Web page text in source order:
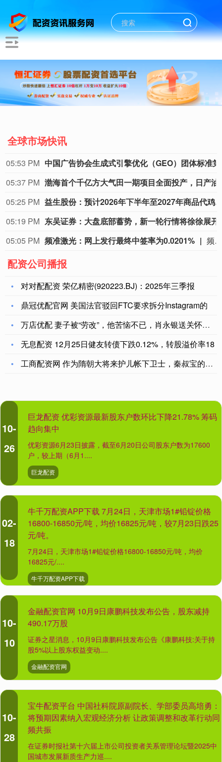
全球市场快讯
05:03 PM
05:03 PM
05:03 PM
05:02 PM
05:02 PM
配资公司播报
对对配配资 荣亿精密(920223.BJ)：2025年三季报
鼎冠优配官网 美国法官驳回FTC要求拆分Instagram的
万店优配 妻子被“劳改”，他苦恼不已，肖永银送关怀，许世友：
无息配资 12月25日健友转债下跌0.12%，转股溢价率18
工商配资网 作为隋朝大将来护儿帐下卫士，秦叔宝的一生是怎么样
10-
26
巨龙配资 优彩资源最新股东户数环比下降21.78% 筹码
趋向集中
优彩资源6月23日披露，截至6月20日公司股东户数为17600
户，较上期（6月1....
巨龙配资
02-
18
牛千万配资APP下载 7月24日，天津市场1#铅锭价格
16800-16850元/吨，均价16825元/吨，较7月23日跌25
元/吨。
7月24日，天津市场1#铅锭价格16800-16850元/吨，均价
16825元/....
牛千万配资APP下载
10-
10
金融配资官网 10月9日康鹏科技发布公告，股东减持
490.17万股
证券之星消息，10月9日康鹏科技发布公告《康鹏科技:关于持
股5%以上股东权益变动....
金融配资官网
10-
28
宝牛配资平台 中国社科院原副院长、学部委员高培勇：
将预期因素纳入宏观经济分析 让政策调整和改革行动同
频共振
在证券时报社第十六届上市公司投资者关系管理论坛暨2025中
国城市发展新质生产力巡....